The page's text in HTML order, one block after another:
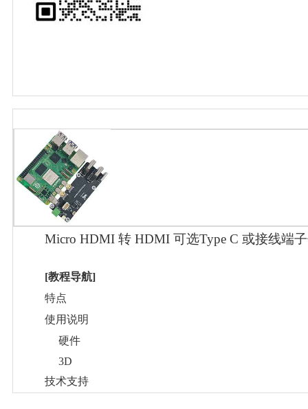
Micro HDMI 转 HDMI 可选Type C 或接线端
[教程导航]
特点
使用说明
硬件
3D
技术支持